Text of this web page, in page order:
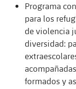
Programa
para los
de violencia
diversidad:
formados y